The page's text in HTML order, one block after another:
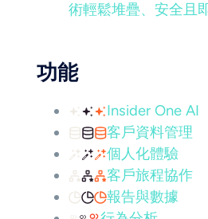
術輕鬆堆疊、安全且
功能
Insider One AI
客戶資料管理
個人化體驗
客戶旅程協作
報告與數據